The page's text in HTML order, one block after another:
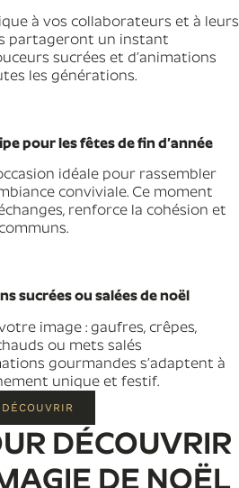
à vos collaborateurs et à leurs
partageront un instant
sucrées et d’animations
les générations.
pour les fêtes de fin d’année
idéale pour rassembler
conviviale. Ce moment
renforce la cohésion et
sucrées ou salées de noël
image : gaufres, crêpes,
ou mets salés
gourmandes s’adaptent à
unique et festif.
DÉCOUVRIR
DÉCOUVRIR
DE NOËL